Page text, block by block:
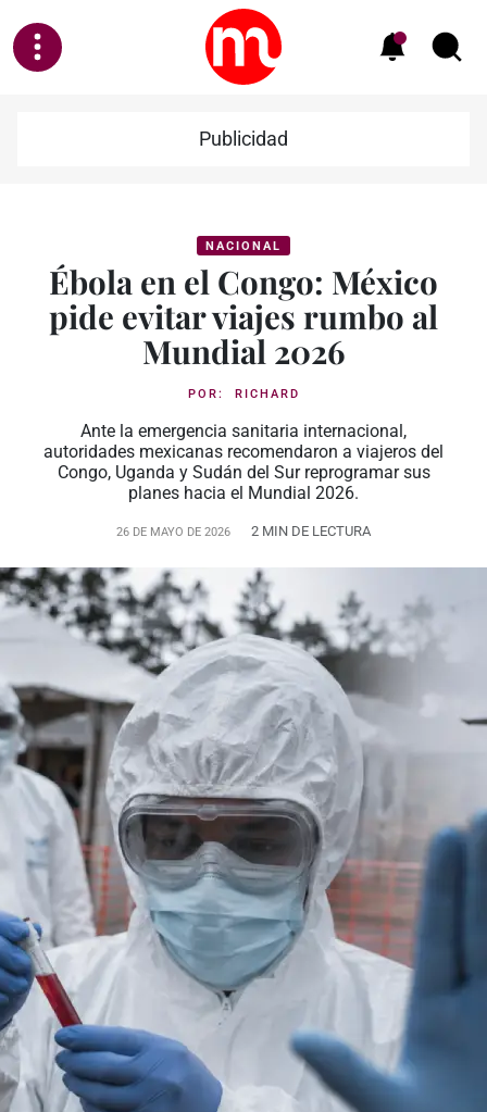
Publicidad
NACIONAL
Ébola en el Congo: México
pide evitar viajes rumbo al
Mundial 2026
POR: RICHARD
Ante la emergencia sanitaria internacional,
autoridades mexicanas recomendaron a viajeros del
Congo, Uganda y Sudán del Sur reprogramar sus
planes hacia el Mundial 2026.
26 DE MAYO DE 2026 2 MIN DE LECTURA